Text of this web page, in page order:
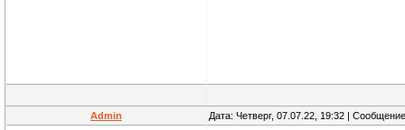
Admin Дата: Четверг, 07.07.22, 19:32 |